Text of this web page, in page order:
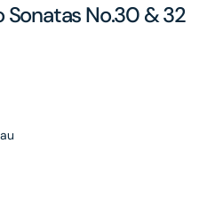
Sonatas No.30 & 32